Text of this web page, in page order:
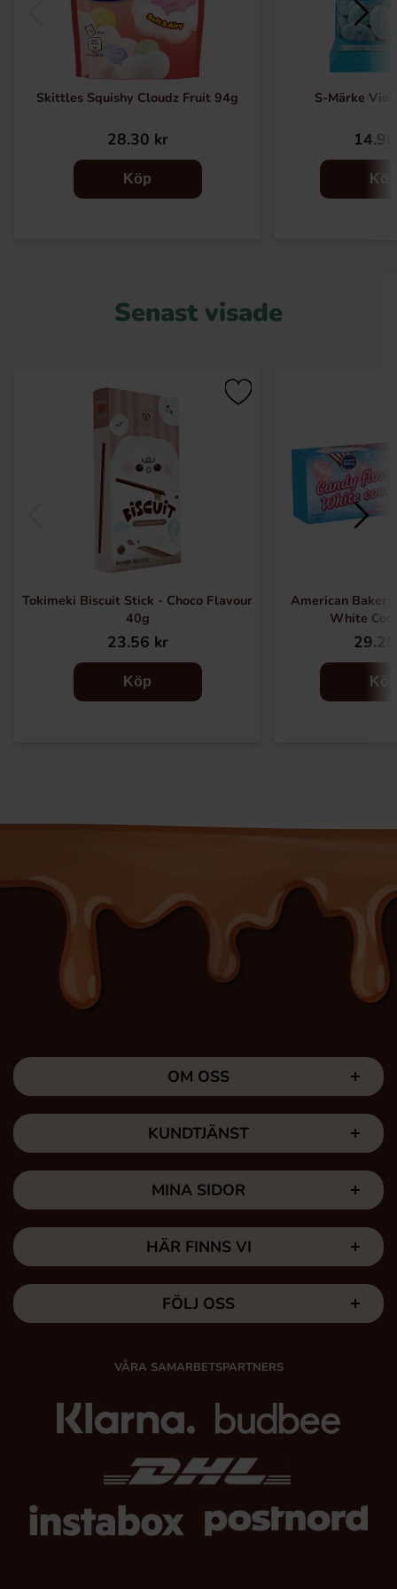
Skittles Squishy Cloudz Fruit 94g
28.30 kr
Köp
S-Märke
Köp
Senast visade
Tokimeki Biscuit Stick - Choco Flavour
40g
23.56 kr
Köp
American
White
Köp
OM OSS
KUNDTJÄNST
MINA SIDOR
HÄR FINNS VI
FÖLJ OSS
VÅRA SAMARBETSPARTNERS